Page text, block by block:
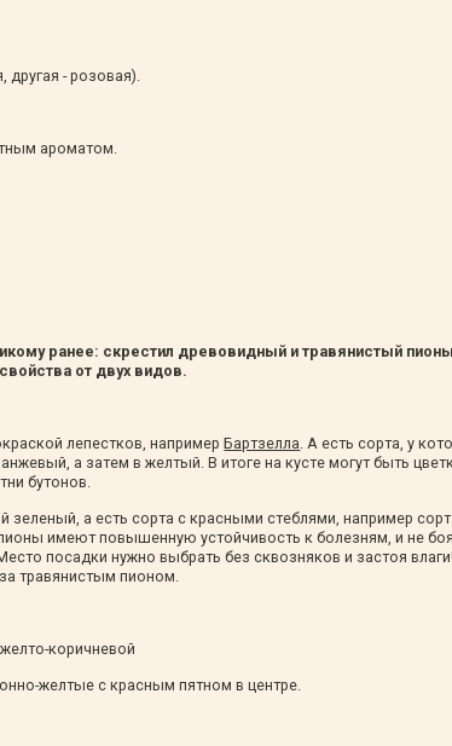
- розовая).
ароматом.
ранее: скрестил древовидный и травянистый
от двух видов.
лепестков, напримерБартзелла. А есть сорта, у
а затем в желтый. В итоге на кусте могут быть
бутонов.
а есть сорта с красными стеблями, например сорт
имеют повышенную устойчивость к болезням, и не
посадки нужно выбрать без сквозняков и застоя
травянистым пионом.
коричневой
желтые с красным пятном в центре.